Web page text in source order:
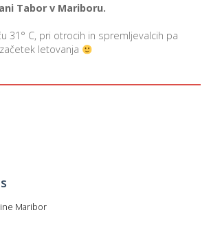
Tabor v Mariboru.
31° C, pri otrocih in spremljevalcih pa
letovanja
Maribor